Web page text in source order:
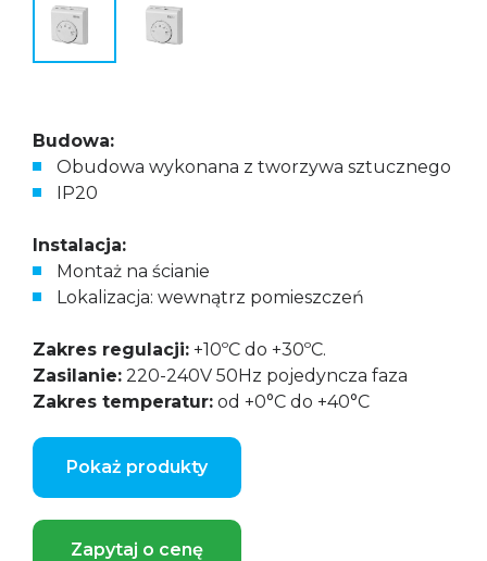
Budowa:
Obudowa wykonana z tworzywa sztucznego
IP20
Instalacja:
Montaż na ścianie
Lokalizacja: wewnątrz pomieszczeń
Zakres regulacji: +10ºC do +30ºC.
Zasilanie: 220-240V 50Hz pojedyncza faza
Zakres temperatur: od +0°C do +40°C
Pokaż produkty
Zapytaj o cenę